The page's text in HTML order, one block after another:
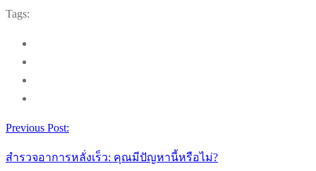
Tags:
Previous Post:
สำรวจอาการหลั่งเร็ว: คุณมีปัญหานี้หรือไม่?